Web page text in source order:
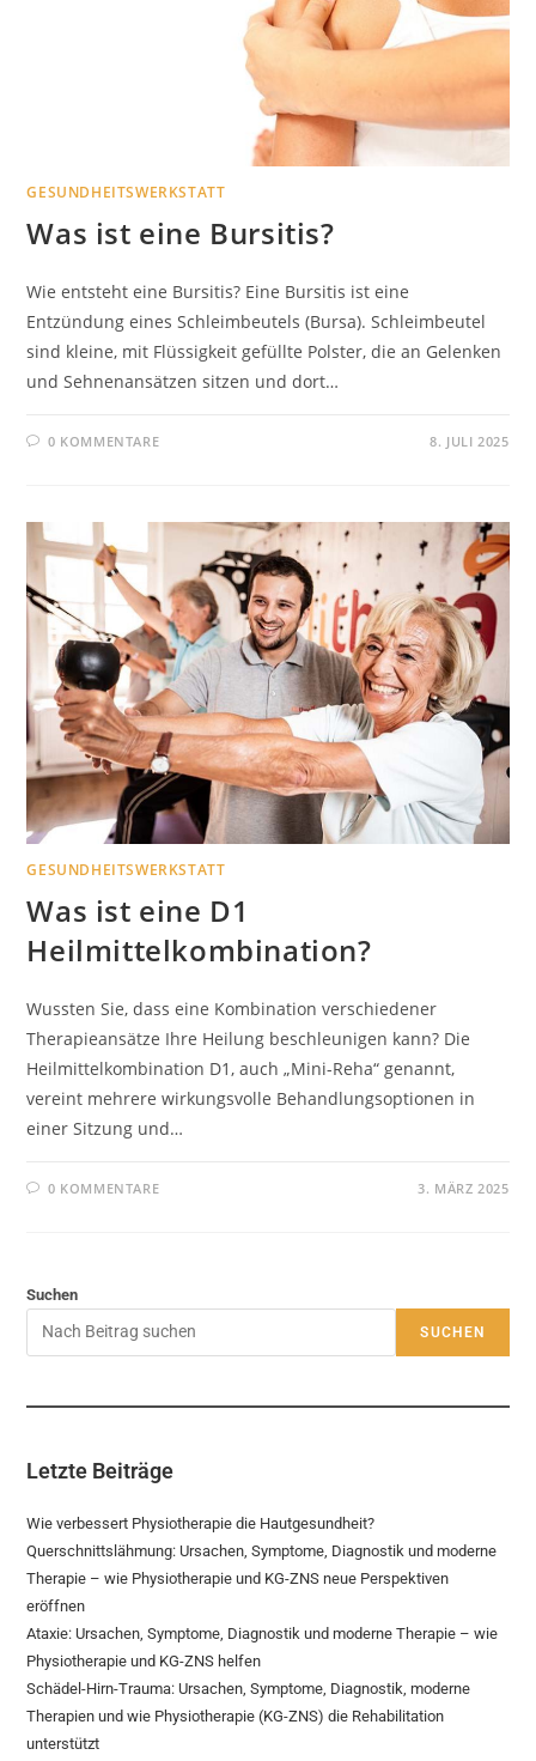
GESUNDHEITSWERKSTATT
Was ist eine Bursitis?
Wie entsteht eine Bursitis? Eine Bursitis ist eine
Entzündung eines Schleimbeutels (Bursa). Schleimbeutel
sind kleine, mit Flüssigkeit gefüllte Polster, die an Gelenken
und Sehnenansätzen sitzen und dort…
0 KOMMENTARE 8. JULI 2025
GESUNDHEITSWERKSTATT
Was ist eine D1
Heilmittelkombination?
Wussten Sie, dass eine Kombination verschiedener
Therapieansätze Ihre Heilung beschleunigen kann? Die
Heilmittelkombination D1, auch „Mini-Reha“ genannt,
vereint mehrere wirkungsvolle Behandlungsoptionen in
einer Sitzung und…
0 KOMMENTARE 3. MÄRZ 2025
Suchen
SUCHEN
Letzte Beiträge
Wie verbessert Physiotherapie die Hautgesundheit?
Querschnittslähmung: Ursachen, Symptome, Diagnostik und moderne
Therapie – wie Physiotherapie und KG-ZNS neue Perspektiven
eröffnen
Ataxie: Ursachen, Symptome, Diagnostik und moderne Therapie – wie
Physiotherapie und KG-ZNS helfen
Schädel-Hirn-Trauma: Ursachen, Symptome, Diagnostik, moderne
Therapien und wie Physiotherapie (KG-ZNS) die Rehabilitation
unterstützt